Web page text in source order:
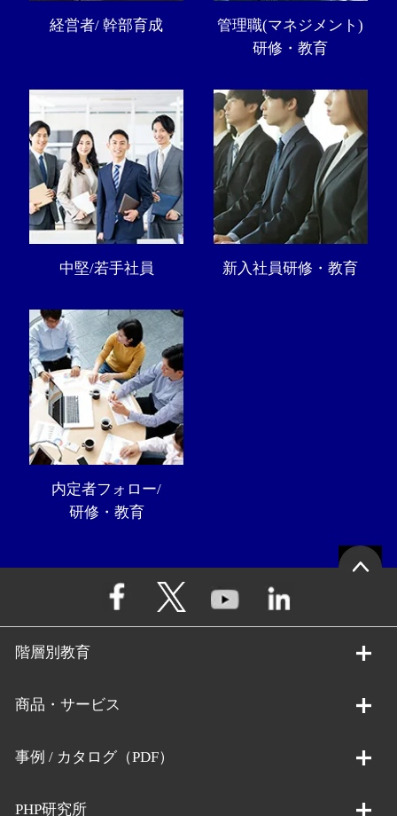
経営者/ 幹部育成
管理職(マネジメント)
研修・教育
中堅/若手社員 新入社員研修・教育
内定者フォロー/
研修・教育
階層別教育
商品・サービス
事例 / カタログ（PDF）
PHP研究所